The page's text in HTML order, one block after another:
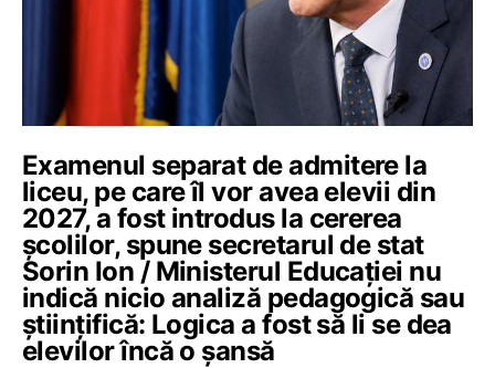
Examenul separat de admitere la
liceu, pe care îl vor avea elevii din
2027, a fost introdus la cererea
școlilor, spune secretarul de stat
Sorin Ion / Ministerul Educației nu
indică nicio analiză pedagogică sau
științifică: Logica a fost să li se dea
elevilor încă o șansă